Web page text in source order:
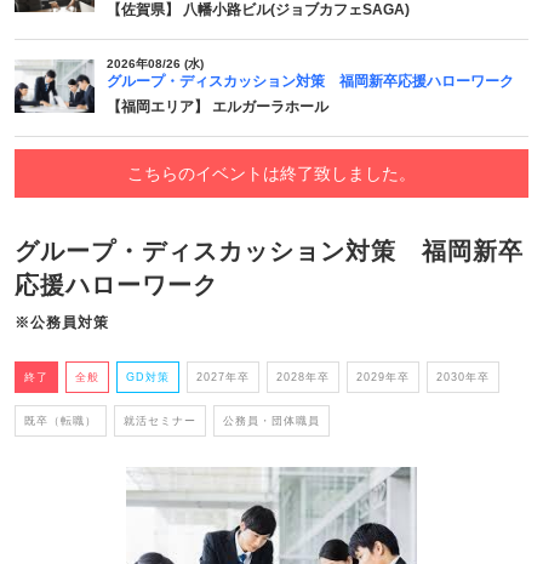
【佐賀県】 八幡小路ビル(ジョブカフェSAGA)
2026年08/26 (水)
グループ・ディスカッション対策 福岡新卒応援ハローワーク
【福岡エリア】 エルガーラホール
こちらのイベントは終了致しました。
グループ・ディスカッション対策 福岡新卒
応援ハローワーク
※公務員対策
終了 全般 GD対策 2027年卒 2028年卒 2029年卒 2030年卒
既卒（転職） 就活セミナー 公務員・団体職員